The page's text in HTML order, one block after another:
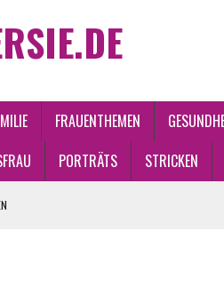
FRAUENTHEMEN
PORTRÄTS STRICKEN